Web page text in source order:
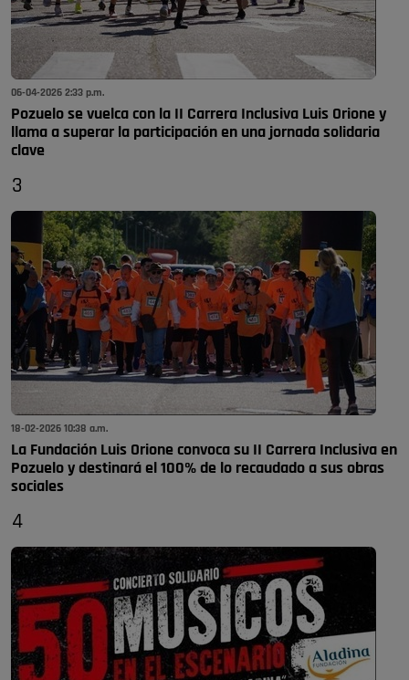
06-04-2026 2:33 p.m.
Pozuelo se vuelca con la II Carrera Inclusiva Luis Orione y
llama a superar la participación en una jornada solidaria
clave
3
18-02-2026 10:38 a.m.
La Fundación Luis Orione convoca su II Carrera Inclusiva en
Pozuelo y destinará el 100% de lo recaudado a sus obras
sociales
4